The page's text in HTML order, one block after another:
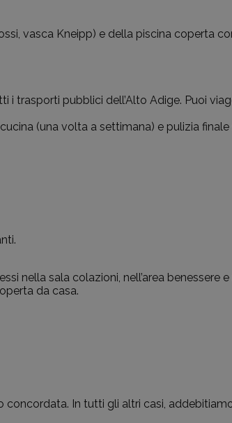
vasca Kneipp) e della piscina coperta
trasporti pubblici dell’Alto Adige. Puoi
(una volta a settimana) e pulizia finale
nella sala colazioni, nell’area benessere
da casa.
In tutti gli altri casi,